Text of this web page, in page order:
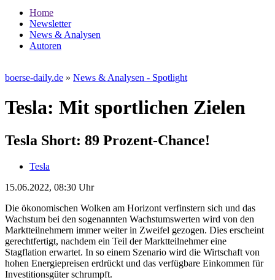
Home
Newsletter
News & Analysen
Autoren
boerse-daily.de » News & Analysen - Spotlight
Tesla: Mit sportlichen Zielen
Tesla Short: 89 Prozent-Chance!
Tesla
15.06.2022, 08:30 Uhr
Die ökonomischen Wolken am Horizont verfinstern sich und das
Wachstum bei den sogenannten Wachstumswerten wird von den
Marktteilnehmern immer weiter in Zweifel gezogen. Dies erscheint
gerechtfertigt, nachdem ein Teil der Marktteilnehmer eine
Stagflation erwartet. In so einem Szenario wird die Wirtschaft von
hohen Energiepreisen erdrückt und das verfügbare Einkommen für
Investitionsgüter schrumpft.